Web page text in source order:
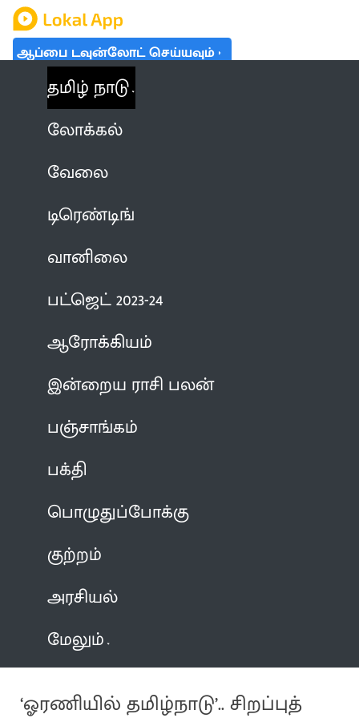
ஆப்பை டவுன்லோட் செய்யவும்
தமிழ் நாடு
லோக்கல்
வேலை
டிரெண்டிங்
வானிலை
பட்ஜெட் 2023-24
ஆரோக்கியம்
இன்றைய ராசி பலன்
பஞ்சாங்கம்
பக்தி
பொழுதுப்போக்கு
குற்றம்
அரசியல்
மேலும்
‘ஓரணியில் தமிழ்நாடு’.. சிறப்புத்